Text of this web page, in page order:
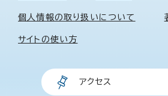
個人情報の取り扱いについて
サイトの使い方
アクセス